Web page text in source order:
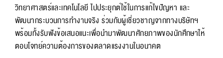
วิทยาศาสตร์และเทคโนโลยี ไปประยุกต์ใช้ในการแก้ไขปัญหา และ
พัฒนากระบวนการทำงานจริง ร่วมกับผู้เชี่ยวชาญจากทางบริษัทฯ
พร้อมทั้งรับฟังข้อเสนอแนะเพื่อนำมาพัฒนาศักยภาพของนักศึกษาให้
ตอบโจทย์ความต้องการของตลาดแรงงานในอนาคต